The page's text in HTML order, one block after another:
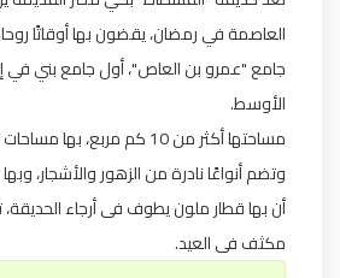
العاصمة في رمضان، يقضون بها أوقاتًا
جامع "عمرو بن العاص"، أول جامع بني في
الأوسط.
مساحتها أكثر من 10 كم مربع،
وتضم أنواعًا نادرة من الزهور والأشجار،
أن بها قطار ملون يطوف فى أرجاء
مكثف فى العيد.